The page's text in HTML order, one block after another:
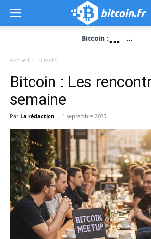
Bitcoin :... ...
Accueil Bitcoin
Bitcoin : Les
semaine
Par La rédaction - 1 septembre 2025